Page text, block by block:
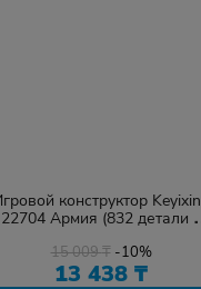
конструктор
22704 Армия (832 детали в
15 009₸ -10%
13 438 ₸